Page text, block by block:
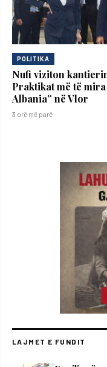
POLITIKA
Nufi viziton
Praktikat më të
Albania” në Vlor
3 orë më parë
LAJMET E FUNDIT